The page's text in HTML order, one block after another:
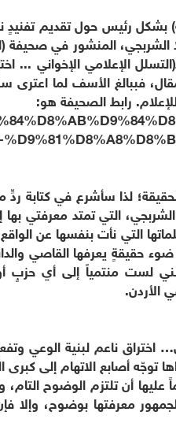
بشكل رئيس حول تقديم
المنشور في صحيفة
02/2026، والمعنون بـ(التسلل
فببالغ الأسف لما
رابط الصحيفة هو:
لذا سأشرع في كتابة
التي تمتد معرفتي
التي نأت بنفسها عن
حقيقةٍ يعرفها القاصي
لست منتمياً إلى أي حزبٍ
الأردن.
اختراق ناعم لبنية الوعي
توجّه أصابع الاتهام إلى كبرى
عليها أن تلتزم الوضوح
معرفتها بوضوح، وإلا